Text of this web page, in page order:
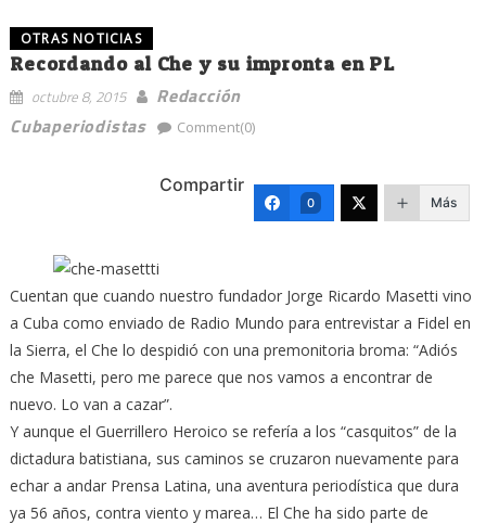
OTRAS NOTICIAS
Recordando al Che y su impronta en PL
octubre 8, 2015
Redacción
Cubaperiodistas
Comment(0)
Compartir
0 Más
Cuentan que cuando nuestro fundador Jorge Ricardo Masetti vino
a Cuba como enviado de Radio Mundo para entrevistar a Fidel en
la Sierra, el Che lo despidió con una premonitoria broma: “Adiós
che Masetti, pero me parece que nos vamos a encontrar de
nuevo. Lo van a cazar”.
Y aunque el Guerrillero Heroico se refería a los “casquitos” de la
dictadura batistiana, sus caminos se cruzaron nuevamente para
echar a andar Prensa Latina, una aventura periodística que dura
ya 56 años, contra viento y marea… El Che ha sido parte de